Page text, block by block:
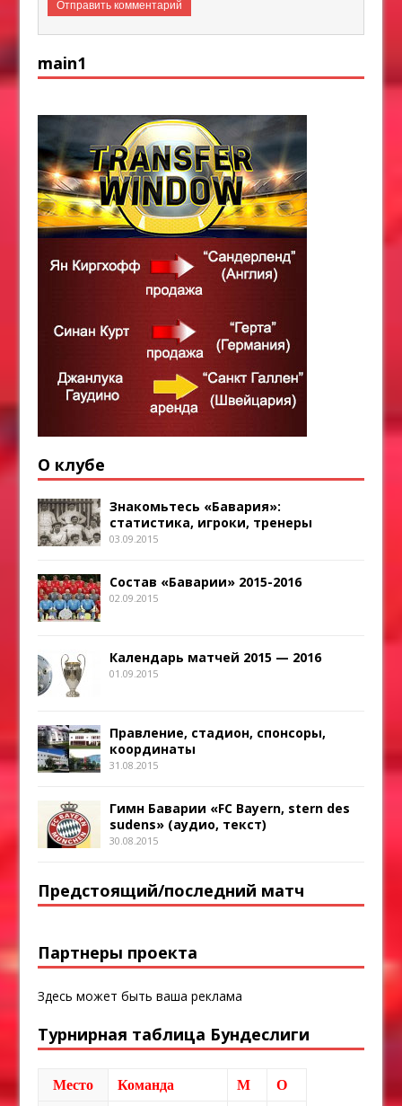
main1
О клубе
Знакомьтесь «Бавария»:
статистика, игроки, тренеры
03.09.2015
Состав «Баварии» 2015-2016
02.09.2015
Календарь матчей 2015 — 2016
01.09.2015
Правление, стадион, спонсоры,
координаты
31.08.2015
Гимн Баварии «FC Bayern, stern des
sudens» (аудио, текст)
30.08.2015
Предстоящий/последний матч
Партнеры проекта
Здесь может быть ваша реклама
Турнирная таблица Бундеслиги
Место Команда М О